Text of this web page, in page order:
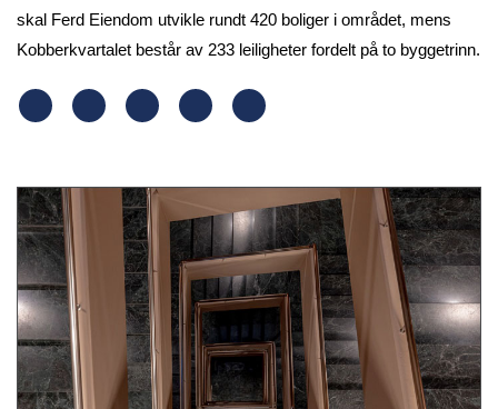
skal Ferd Eiendom utvikle rundt 420 boliger i området, mens
Kobberkvartalet består av 233 leiligheter fordelt på to byggetrinn.